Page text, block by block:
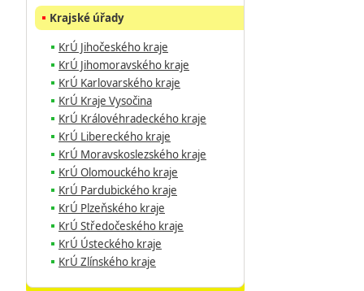
Krajské úřady
KrÚ Jihočeského kraje
KrÚ Jihomoravského kraje
KrÚ Karlovarského kraje
KrÚ Kraje Vysočina
KrÚ Královéhradeckého kraje
KrÚ Libereckého kraje
KrÚ Moravskoslezského kraje
KrÚ Olomouckého kraje
KrÚ Pardubického kraje
KrÚ Plzeňského kraje
KrÚ Středočeského kraje
KrÚ Ústeckého kraje
KrÚ Zlínského kraje